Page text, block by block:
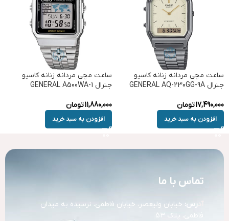
ساعت مچی مردانه زنانه کاسیو
جنرال GENERAL AQ-230GG-9A
17,490,000تومان
افزودن به سبد خرید
ساعت مچی مردانه زنانه کاسیو
جنرال GENERAL A500WA-1
11,880,000تومان
افزودن به سبد خرید
تماس با ما
رس: خیابان ولیعصر، خیابان فاطمی، نرسیده به میدان
فاطمی، پلاک 53